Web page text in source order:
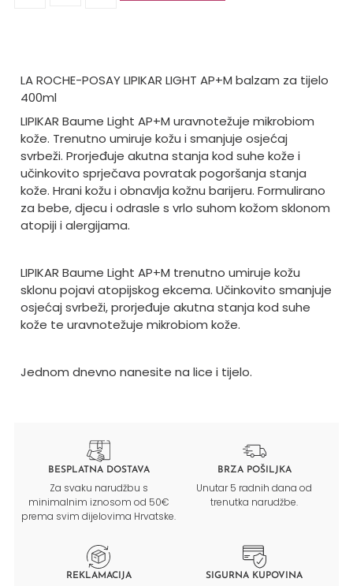
LA ROCHE-POSAY LIPIKAR LIGHT AP+M balzam za tijelo
400ml
LIPIKAR Baume Light AP+M uravnotežuje mikrobiom
kože. Trenutno umiruje kožu i smanjuje osjećaj
svrbeži. Prorjeđuje akutna stanja kod suhe kože i
učinkovito sprječava povratak pogoršanja stanja
kože. Hrani kožu i obnavlja kožnu barijeru. Formulirano
za bebe, djecu i odrasle s vrlo suhom kožom sklonom
atopiji i alergijama.
LIPIKAR Baume Light AP+M trenutno umiruje kožu
sklonu pojavi atopijskog ekcema. Učinkovito smanjuje
osjećaj svrbeži, prorjeđuje akutna stanja kod suhe
kože te uravnotežuje mikrobiom kože.
Jednom dnevno nanesite na lice i tijelo.
BESPLATNA DOSTAVA
Za svaku narudžbu s
minimalnim iznosom od 50€
prema svim dijelovima Hrvatske.
BRZA POŠILJKA
Unutar 5 radnih dana od
trenutka narudžbe.
REKLAMACIJA SIGURNA KUPOVINA